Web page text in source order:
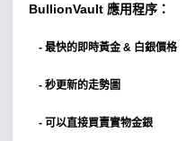
BullionVault 應用程序：
- 最快的即時黃金 & 白銀價格
- 秒更新的走勢圖
- 可以直接買賣實物金銀